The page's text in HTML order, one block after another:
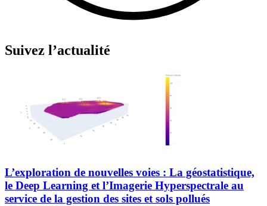
Suivez l’actualité
L’exploration de nouvelles voies : La géostatistique,
le Deep Learning et l’Imagerie Hyperspectrale au
service de la gestion des sites et sols pollués